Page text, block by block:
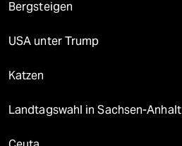
Bergsteigen
USA unter Trump
Katzen
Landtagswahl in Sachsen-Anhalt